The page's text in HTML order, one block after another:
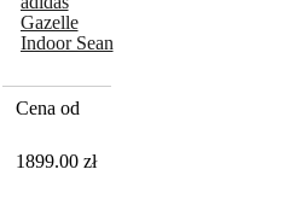
Gazelle
Indoor Sean
Cena od
1899.00 zł